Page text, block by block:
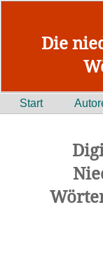
Die
Start